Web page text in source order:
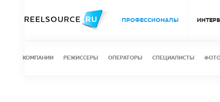
ПРОФЕССИОНАЛЫ
КОМПАНИИ РЕЖИССЕРЫ ОПЕРАТОРЫ СПЕЦИАЛИСТЫ